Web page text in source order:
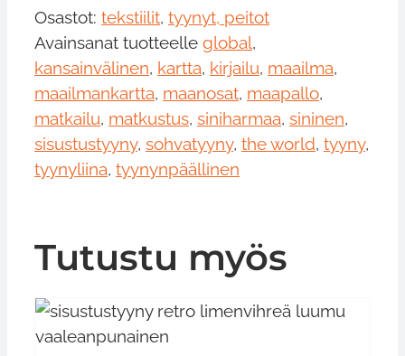
Osastot: tekstiilit, tyynyt, peitot
Avainsanat tuotteelle global,
kansainvälinen, kartta, kirjailu, maailma,
maailmankartta, maanosat, maapallo,
matkailu, matkustus, siniharmaa, sininen,
sisustustyyny, sohvatyyny, the world, tyyny,
tyynyliina, tyynynpäällinen
Tutustu myös